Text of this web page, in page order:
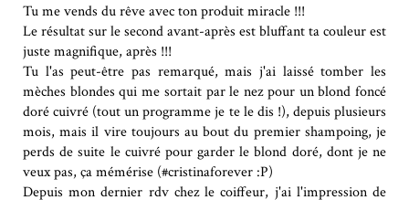
Tu me vends du rêve avec ton produit miracle !!!
Le résultat sur le second avant-après est bluffant ta couleur est
juste magnifique, après !!!
Tu l'as peut-être pas remarqué, mais j'ai laissé tomber les
mèches blondes qui me sortait par le nez pour un blond foncé
doré cuivré (tout un programme je te le dis !), depuis plusieurs
mois, mais il vire toujours au bout du premier shampoing, je
perds de suite le cuivré pour garder le blond doré, dont je ne
veux pas, ça mémérise (#cristinaforever :P)
Depuis mon dernier rdv chez le coiffeur, j'ai l'impression de